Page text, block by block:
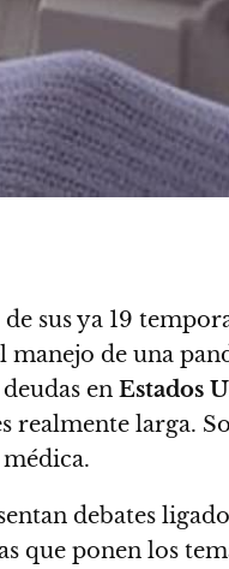
sus ya 19
manejo de una
en Estados
realmente larga.
debates
que ponen los